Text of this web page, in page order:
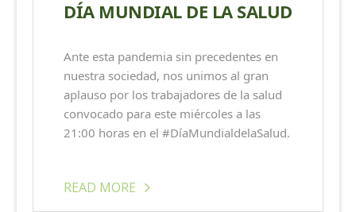
DÍA MUNDIAL DE LA SALUD
Ante esta pandemia sin precedentes en
nuestra sociedad, nos unimos al gran
aplauso por los trabajadores de la salud
convocado para este miércoles a las
21:00 horas en el #DíaMundialdelaSalud.
READ MORE